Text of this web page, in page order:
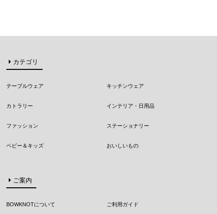
カテゴリ
テーブルウェア キッチンウェア
カトラリー インテリア・日用品
ファッション ステーショナリー
ベビー＆キッズ おいしいもの
ご案内
BOWKNOTについて ご利用ガイド